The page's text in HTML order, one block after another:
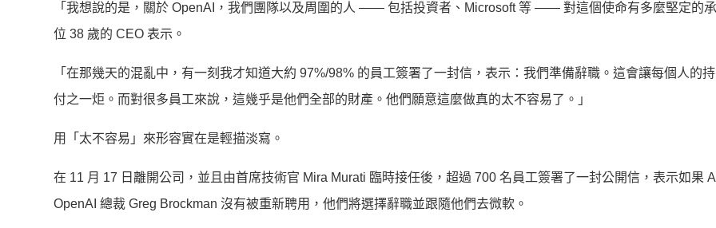
「我想說的是，關於 OpenAI，我們團隊以及周圍的人 —— 包括投資者、Microsoft 等 —— 對這個使命有多麼堅定的
位 38 歲的 CEO 表示。
「在那幾天的混亂中，有一刻我才知道大約 97%/98% 的員工簽署了一封信，表示：我們準備辭職。這會讓每個人的
付之一炬。而對很多員工來說，這幾乎是他們全部的財產。他們願意這麼做真的太不容易了。」
用「太不容易」來形容實在是輕描淡寫。
在 11 月 17 日離開公司，並且由首席技術官 Mira Murati 臨時接任後，超過 700 名員工簽署了一封公開信，表示如果
OpenAI 總裁 Greg Brockman 沒有被重新聘用，他們將選擇辭職並跟隨他們去微軟。